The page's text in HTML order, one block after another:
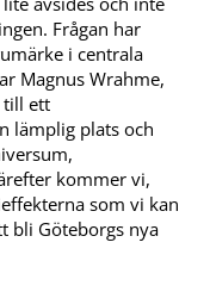
Frågan har
i centrala
Magnus Wrahme,
till ett
lämplig plats och
kommer vi,
som vi kan
bli Göteborgs nya